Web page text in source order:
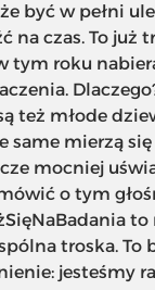
być w pełni
na czas. To już
tym roku
też młode
same mierzą się
mocniej
o tym
troska. To
jesteśmy